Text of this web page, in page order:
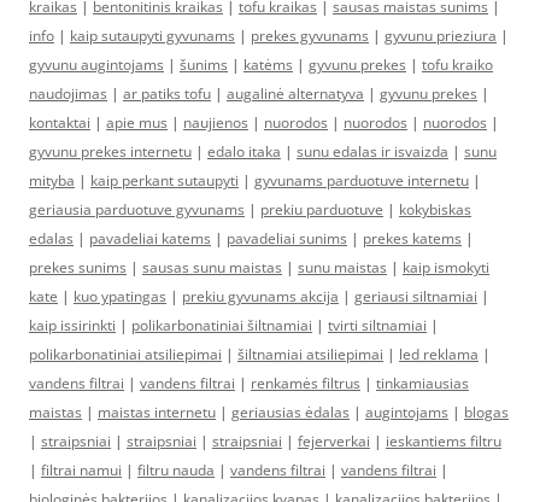
kraikas | bentonitinis kraikas | tofu kraikas | sausas maistas sunims |
info | kaip sutaupyti gyvunams | prekes gyvunams | gyvunu prieziura |
gyvunu augintojams | šunims | katėms | gyvunu prekes | tofu kraiko
naudojimas | ar patiks tofu | augalinė alternatyva | gyvunu prekes |
kontaktai | apie mus | naujienos | nuorodos | nuorodos | nuorodos |
gyvunu prekes internetu | edalo itaka | sunu edalas ir isvaizda | sunu
mityba | kaip perkant sutaupyti | gyvunams parduotuve internetu |
geriausia parduotuve gyvunams | prekiu parduotuve | kokybiskas
edalas | pavadeliai katems | pavadeliai sunims | prekes katems |
prekes sunims | sausas sunu maistas | sunu maistas | kaip ismokyti
kate | kuo ypatingas | prekiu gyvunams akcija | geriausi siltnamiai |
kaip issirinkti | polikarbonatiniai šiltnamiai | tvirti siltnamiai |
polikarbonatiniai atsiliepimai | šiltnamiai atsiliepimai | led reklama |
vandens filtrai | vandens filtrai | renkamės filtrus | tinkamiausias
maistas | maistas internetu | geriausias ėdalas | augintojams | blogas
| straipsniai | straipsniai | straipsniai | fejerverkai | ieskantiems filtru
| filtrai namui | filtru nauda | vandens filtrai | vandens filtrai |